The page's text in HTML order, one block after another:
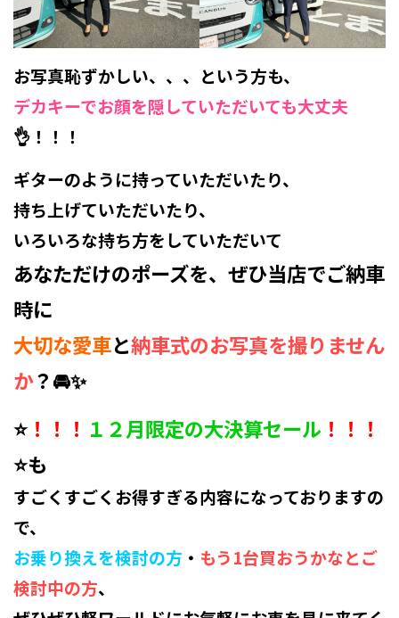
お写真恥ずかしい、、、という方も、
デカキーでお顔を隠していただいても大丈夫
👌！！！
ギターのように持っていただいたり、
持ち上げていただいたり、
いろいろな持ち方をしていただいて
あなただけのポーズを、ぜひ当店でご納車
時に
大切な愛車と納車式のお写真を撮りません
か？🚘✨
⭐ ！！！ １２月限定の大決算セール ！！！
⭐も
すごくすごくお得すぎる内容になっておりますの
で、
お乗り換えを検討の方 ・ もう1台買おうかなとご
検討中の方、